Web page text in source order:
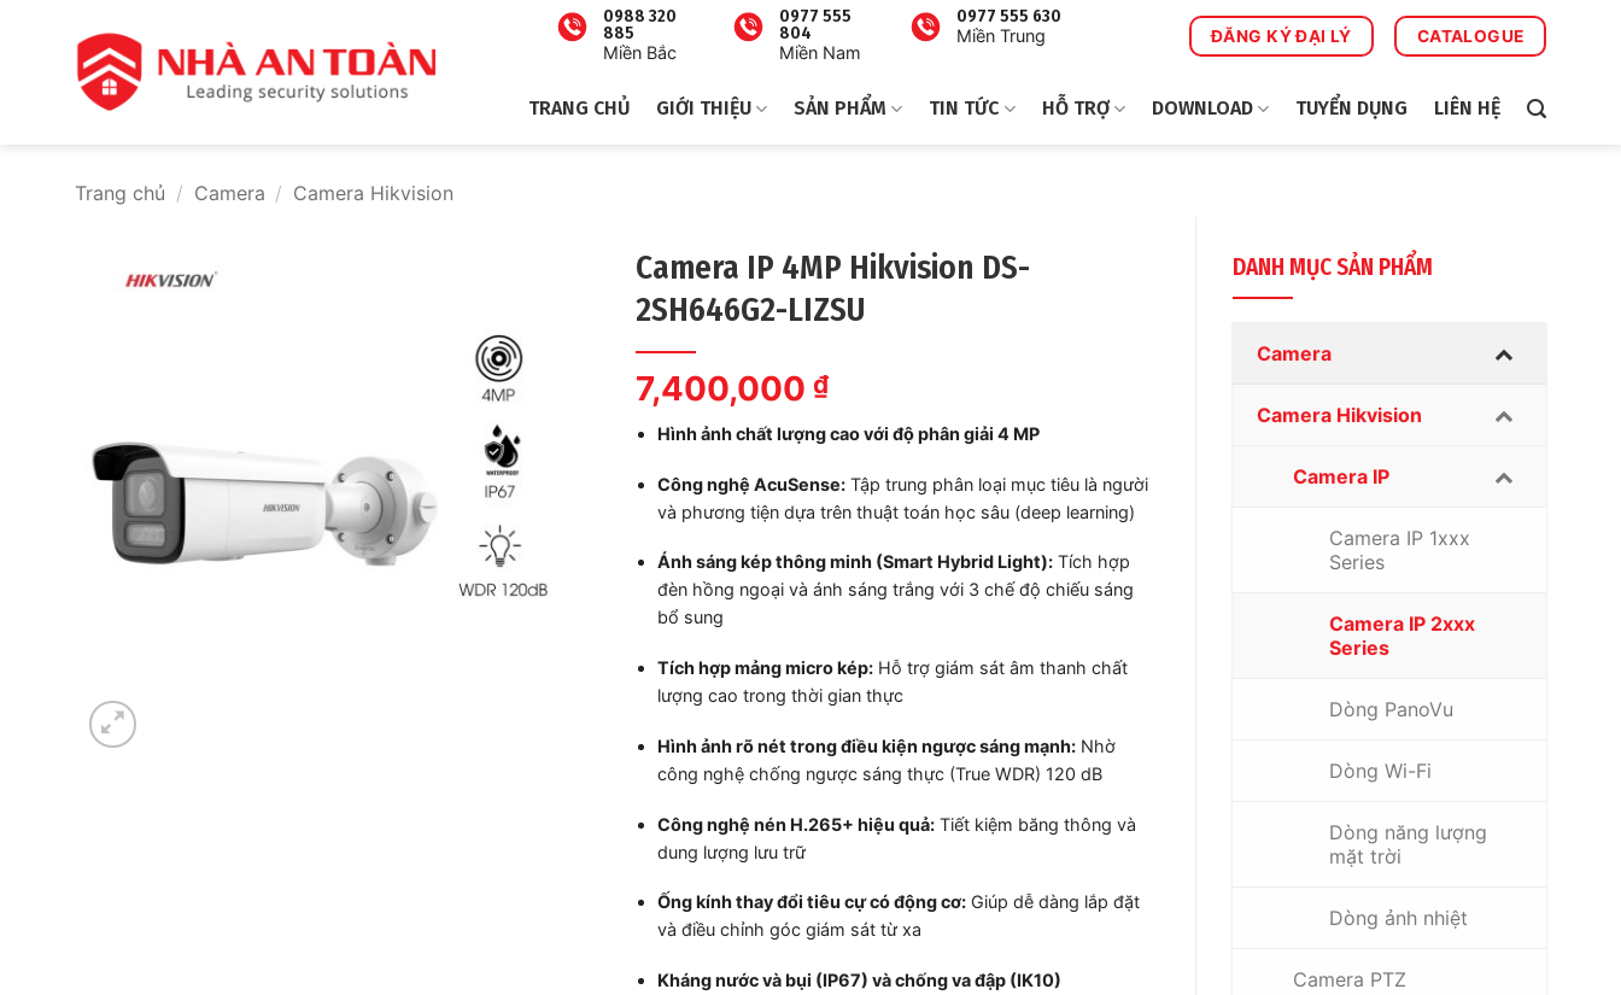
0988 320
885
Miền Bắc
0977 555
804
Miền Nam
0977 555 630
Miền Trung
ĐĂNG KÝ ĐẠI LÝ CATALOGUE
TRANG CHỦ GIỚI THIỆU SẢN PHẨM TIN TỨC HỖ TRỢ DOWNLOAD TUYỂN DỤNG LIÊN HỆ
Trang chủ / Camera / Camera Hikvision
DANH MỤC SẢN PHẨM
Camera
Camera Hikvision
Camera IP
Camera IP 1xxx
Series
Camera IP 2xxx
Series
Dòng PanoVu
Dòng Wi-Fi
Dòng năng lượng
mặt trời
Dòng ảnh nhiệt
Camera PTZ
Camera IP 4MP Hikvision DS-
2SH646G2-LIZSU
7,400,000 ₫
Hình ảnh chất lượng cao với độ phân giải 4 MP
Công nghệ AcuSense: Tập trung phân loại mục tiêu là người
và phương tiện dựa trên thuật toán học sâu (deep learning)
Ánh sáng kép thông minh (Smart Hybrid Light): Tích hợp
đèn hồng ngoại và ánh sáng trắng với 3 chế độ chiếu sáng
bổ sung
Tích hợp mảng micro kép: Hỗ trợ giám sát âm thanh chất
lượng cao trong thời gian thực
Hình ảnh rõ nét trong điều kiện ngược sáng mạnh: Nhờ
công nghệ chống ngược sáng thực (True WDR) 120 dB
Công nghệ nén H.265+ hiệu quả: Tiết kiệm băng thông và
dung lượng lưu trữ
Ống kính thay đổi tiêu cự có động cơ: Giúp dễ dàng lắp đặt
và điều chỉnh góc giám sát từ xa
Kháng nước và bụi (IP67) và chống va đập (IK10)